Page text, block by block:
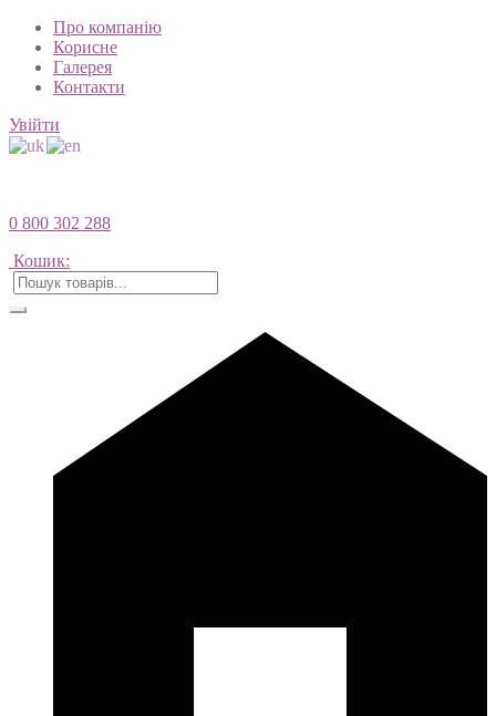
Про компанію
Корисне
Галерея
Контакти
Увійти
0 800 302 288
Кошик: